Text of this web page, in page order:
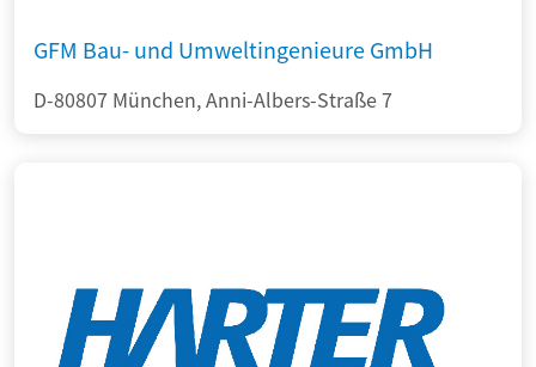
GFM Bau- und Umweltingenieure GmbH
D-80807 München, Anni-Albers-Straße 7